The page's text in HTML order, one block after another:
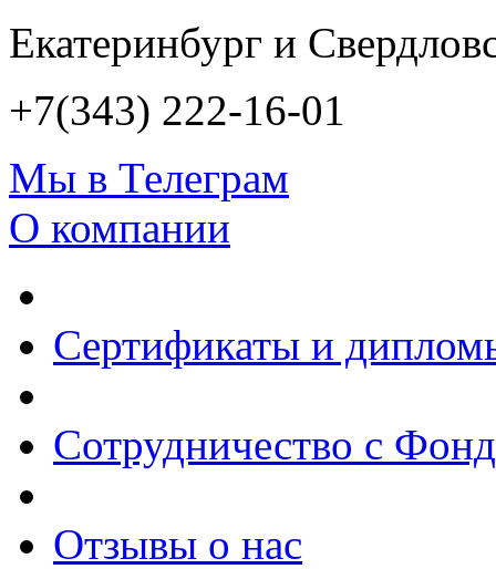
Екатеринбург и
+7(343) 222-16-01
Мы в Телеграм
О компании
Сертификаты и
Сотрудничество с
Отзывы о нас